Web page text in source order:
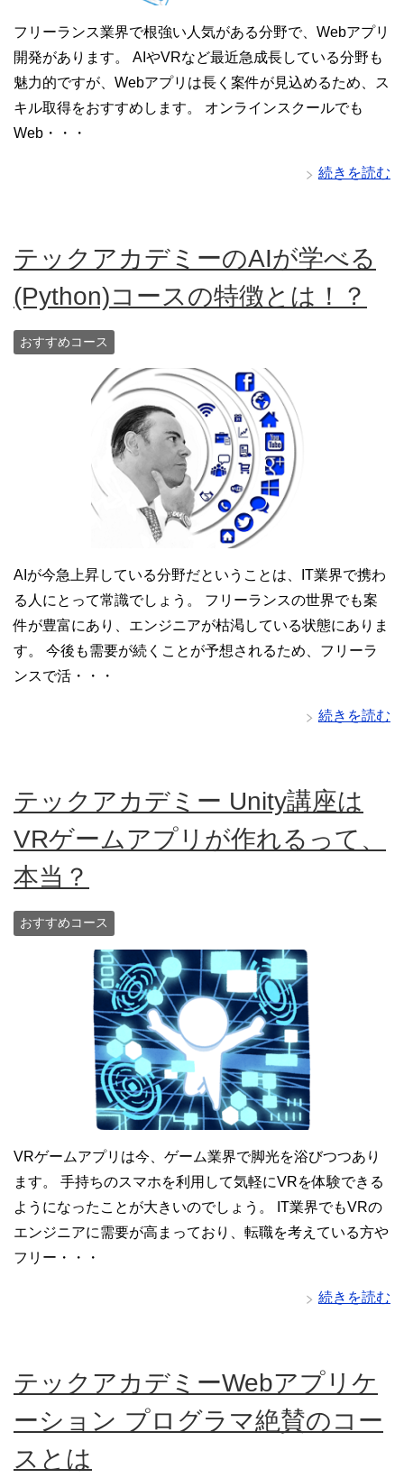
フリーランス業界で根強い人気がある分野で、Webアプリ
開発があります。 AIやVRなど最近急成長している分野も
魅力的ですが、Webアプリは長く案件が見込めるため、ス
キル取得をおすすめします。 オンラインスクールでも
Web・・・
続きを読む
テックアカデミーのAIが学べる
(Python)コースの特徴とは！？
おすすめコース
AIが今急上昇している分野だということは、IT業界で携わ
る人にとって常識でしょう。 フリーランスの世界でも案
件が豊富にあり、エンジニアが枯渇している状態にありま
す。 今後も需要が続くことが予想されるため、フリーラ
ンスで活・・・
続きを読む
テックアカデミー Unity講座は
VRゲームアプリが作れるって、
本当？
おすすめコース
VRゲームアプリは今、ゲーム業界で脚光を浴びつつあり
ます。 手持ちのスマホを利用して気軽にVRを体験できる
ようになったことが大きいのでしょう。 IT業界でもVRの
エンジニアに需要が高まっており、転職を考えている方や
フリー・・・
続きを読む
テックアカデミーWebアプリケ
ーション プログラマ絶賛のコー
スとは